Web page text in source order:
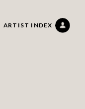
ARTIST INDEX